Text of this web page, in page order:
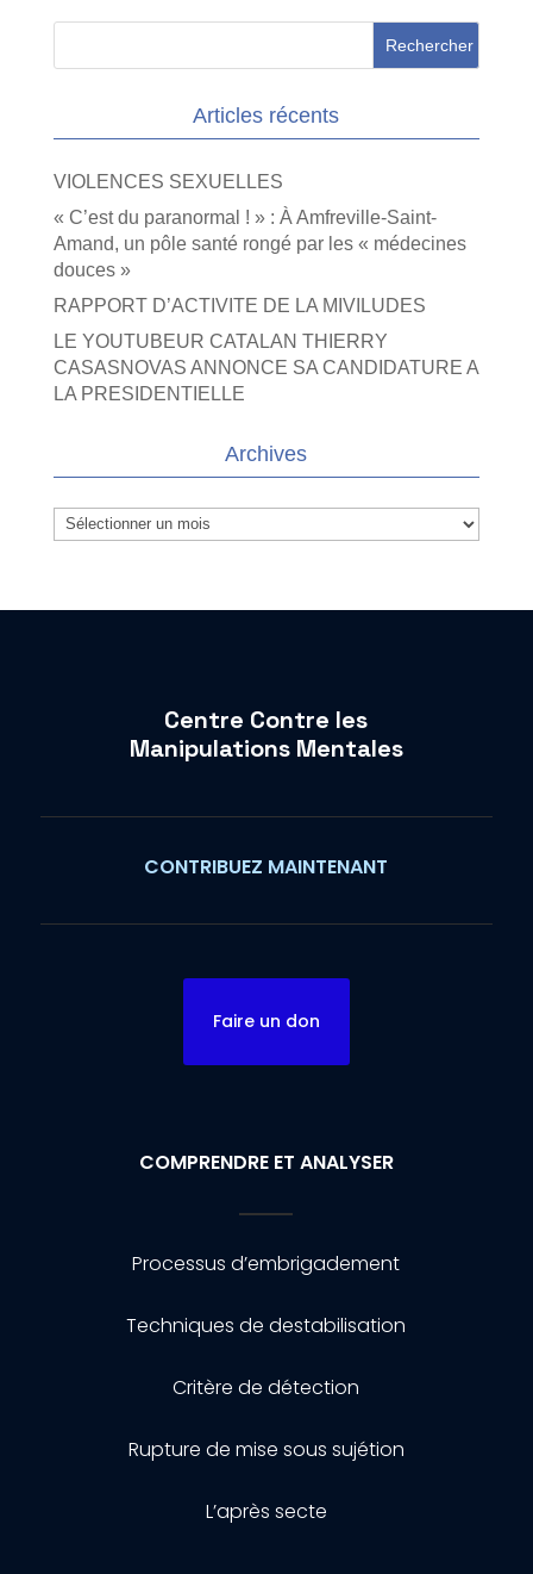
Articles récents
VIOLENCES SEXUELLES
« C’est du paranormal ! » : À Amfreville-Saint-
Amand, un pôle santé rongé par les « médecines
douces »
RAPPORT D’ACTIVITE DE LA MIVILUDES
LE YOUTUBEUR CATALAN THIERRY
CASASNOVAS ANNONCE SA CANDIDATURE A
LA PRESIDENTIELLE
Archives
Archives
Centre Contre les
Manipulations Mentales
CONTRIBUEZ MAINTENANT
Faire un don
COMPRENDRE ET ANALYSER
Processus d’embrigadement
Techniques de destabilisation
Critère de détection
Rupture de mise sous sujétion
L’après secte